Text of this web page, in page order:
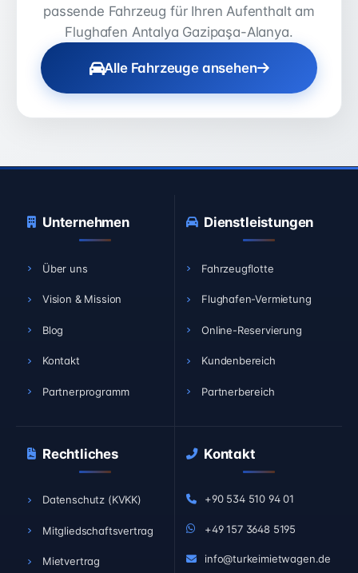
passende Fahrzeug für Ihren Aufenthalt am
Flughafen Antalya Gazipaşa-Alanya.
Alle Fahrzeuge ansehen
Unternehmen
Über uns
Vision & Mission
Blog
Kontakt
Partnerprogramm
Dienstleistungen
Fahrzeugflotte
Flughafen-Vermietung
Online-Reservierung
Kundenbereich
Partnerbereich
Rechtliches
Datenschutz (KVKK)
Mitgliedschaftsvertrag
Mietvertrag
Kontakt
+90 534 510 94 01
+49 157 3648 5195
info@turkeimietwagen.de